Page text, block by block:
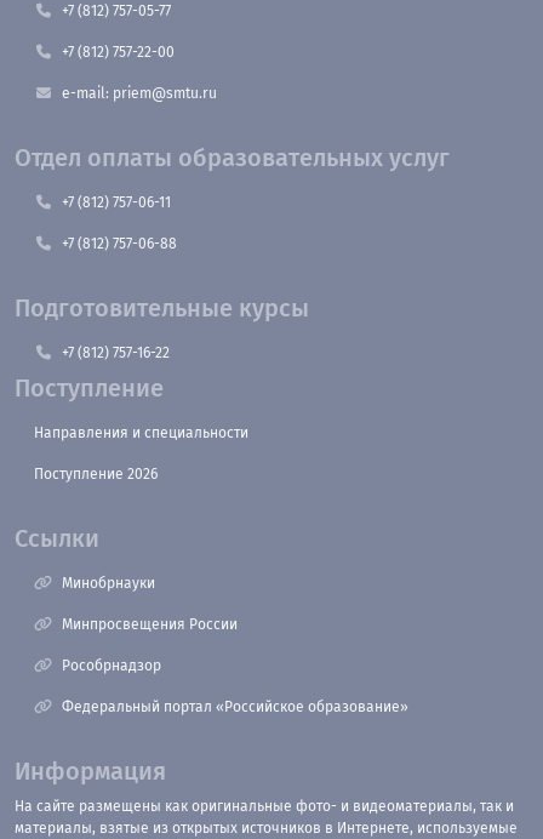
+7 (812) 757-05-77
+7 (812) 757-22-00
e-mail: priem@smtu.ru
Отдел оплаты образовательных услуг
+7 (812) 757-06-11
+7 (812) 757-06-88
Подготовительные курсы
+7 (812) 757-16-22
Поступление
Направления и специальности
Поступление 2026
Ссылки
Минобрнауки
Минпросвещения России
Рособрнадзор
Федеральный портал «Российское образование»
Информация
На сайте размещены как оригинальные фото- и видеоматериалы, так и
материалы, взятые из открытых источников в Интернете, используемые